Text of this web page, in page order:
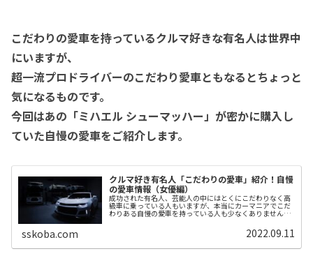
こだわりの愛車を持っているクルマ好きな有名人は世界中
にいますが、
超一流プロドライバーのこだわり愛車ともなるとちょっと
気になるものです。
今回はあの「ミハエル シューマッハー」が密かに購入し
ていた自慢の愛車をご紹介します。
クルマ好き有名人「こだわりの愛車」紹介！自慢
の愛車情報（女優編）
成功された有名人、芸能人の中にはとくにこだわりなく高
級車に乗っている人もいますが、本当にカーマニアでこだ
わりある自慢の愛車を持っている人も少なくありません。
sskoba.com 2022.09.11